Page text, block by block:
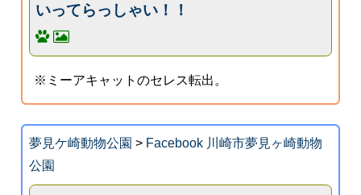
いってらっしゃい！！
※ミーアキャットのセレス転出。
夢見ケ崎動物公園 > Facebook 川崎市夢見ヶ崎動物
公園